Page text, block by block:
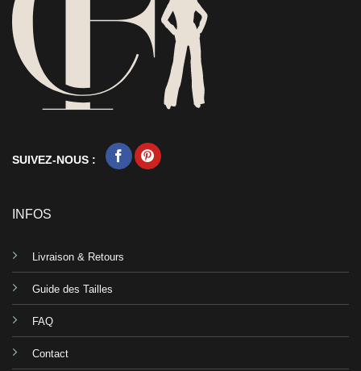
SUIVEZ-NOUS :
INFOS
Livraison & Retours
Guide des Tailles
FAQ
Contact